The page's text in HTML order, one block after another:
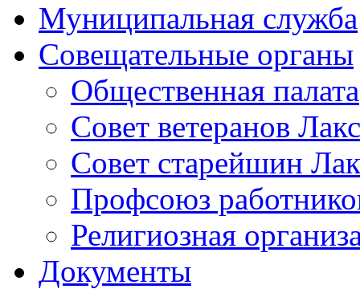
Муниципальная служба
Совещательные органы
Общественная палата
Совет ветеранов
Совет старейшин
Профсоюз
Религиозная
Документы